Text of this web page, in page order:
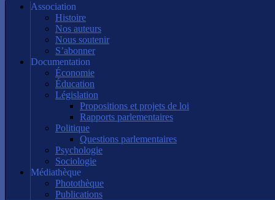
Association
Histoire
Nos auteurs
Nous soutenir
S’abonner
Documentation
Économie
Éducation
Législation
Propositions et projets de loi
Rapports parlementaires
Politique
Questions parlementaires
Psychologie
Sociologie
Médiathèque
Photothèque
Publications